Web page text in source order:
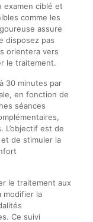
examen ciblé et
comme les
assure
disposez pas
orientera vers
le traitement.
30 minutes par
en fonction de
séances
L’objectif est de
et de stimuler la
le traitement aux
modifier la
Ce suivi